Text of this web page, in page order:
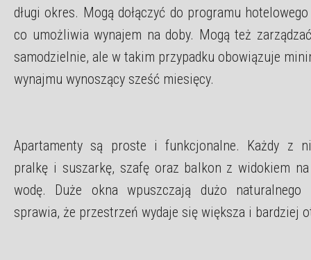
długi okres. Mogą dołączyć do programu
co umożliwia wynajem na doby. Mogą też
samodzielnie, ale w takim przypadku obowiązuje
wynajmu wynoszący sześć miesięcy.
Apartamenty są proste i funkcjonalne. Każdy z
pralkę i suszarkę, szafę oraz balkon z widokiem
wodę. Duże okna wpuszczają dużo naturalnego
sprawia, że przestrzeń wydaje się większa i bardziej